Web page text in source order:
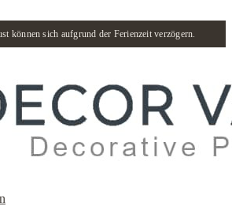
können sich aufgrund der Ferienzeit verzögern.